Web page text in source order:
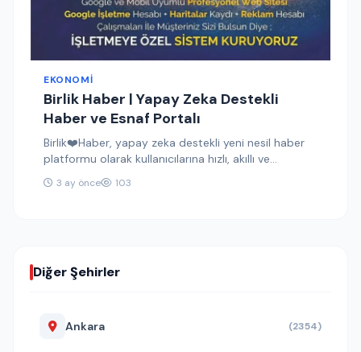
EKONOMI
Birlik Haber | Yapay Zeka Destekli
Haber ve Esnaf Portalı
Birlik❤️Haber, yapay zeka destekli yeni nesil haber
platformu olarak kullanıcılarına hızlı, akıllı ve
kişiselleştirilmiş bir deneyim sunuyor. Gelişmiş…
3 ay önce 103
Diğer Şehirler
Ankara (2354)